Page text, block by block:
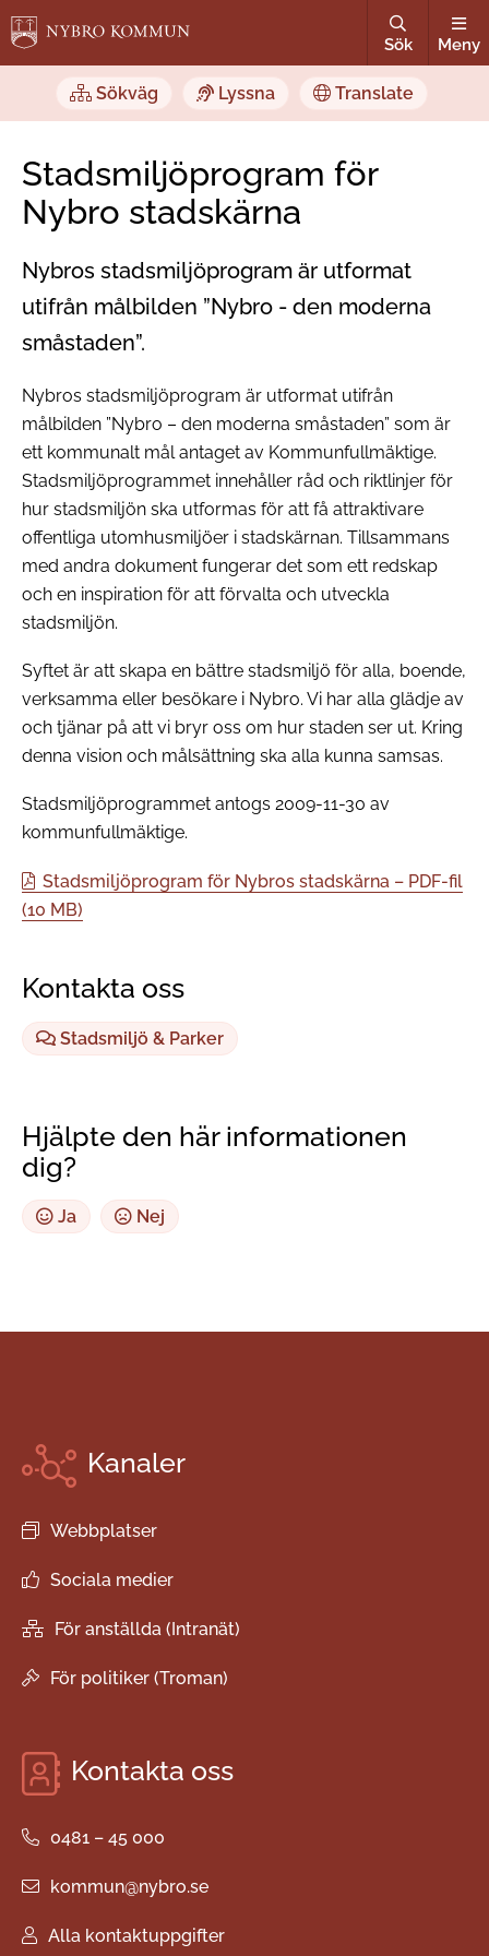
Sök Meny
Sökväg Lyssna Translate
Stadsmiljöprogram för
Nybro stadskärna
Nybros stadsmiljöprogram är utformat
utifrån målbilden ”Nybro - den moderna
småstaden”.
Nybros stadsmiljöprogram är utformat utifrån
målbilden ”Nybro – den moderna småstaden” som är
ett kommunalt mål antaget av Kommunfullmäktige.
Stadsmiljöprogrammet innehåller råd och riktlinjer för
hur stadsmiljön ska utformas för att få attraktivare
offentliga utomhusmiljöer i stadskärnan. Tillsammans
med andra dokument fungerar det som ett redskap
och en inspiration för att förvalta och utveckla
stadsmiljön.
Syftet är att skapa en bättre stadsmiljö för alla, boende,
verksamma eller besökare i Nybro. Vi har alla glädje av
och tjänar på att vi bryr oss om hur staden ser ut. Kring
denna vision och målsättning ska alla kunna samsas.
Stadsmiljöprogrammet antogs 2009-11-30 av
kommunfullmäktige.
Stadsmiljöprogram för Nybros stadskärna – PDF-fil
(10 MB)
Kontakta oss
Stadsmiljö & Parker
Hjälpte den här informationen
dig?
Ja Nej
Kanaler
Webbplatser
Sociala medier
För anställda (Intranät)
För politiker (Troman)
Kontakta oss
0481 – 45 000
kommun@nybro.se
Alla kontaktuppgifter